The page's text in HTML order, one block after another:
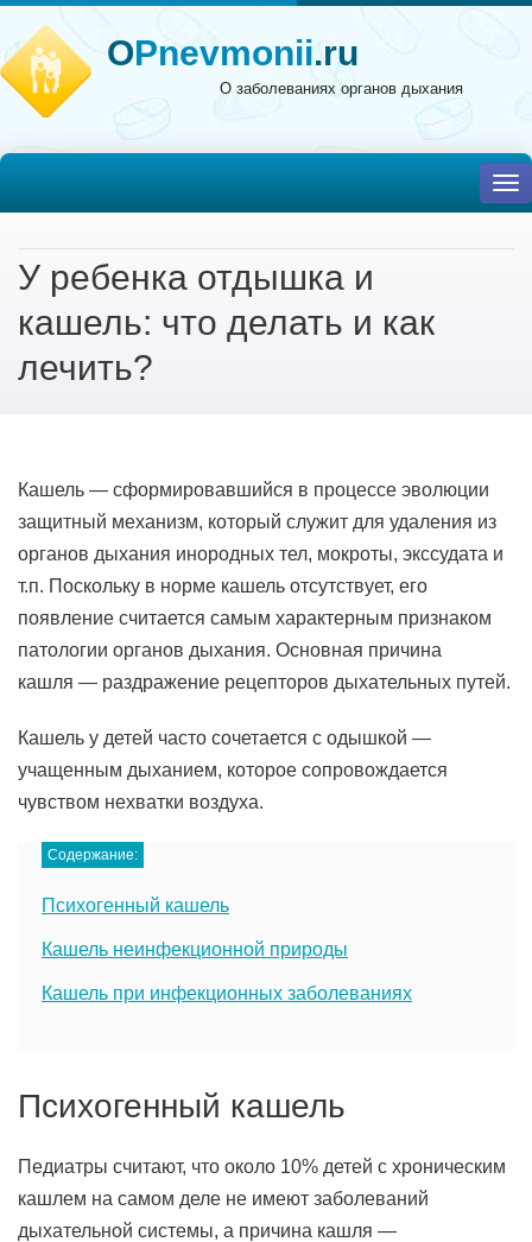
OPnevmonii.ru
О заболеваниях органов дыхания
У ребенка отдышка и
кашель: что делать и как
лечить?
Кашель — сформировавшийся в процессе эволюции
защитный механизм, который служит для удаления из
органов дыхания инородных тел, мокроты, экссудата и
т.п. Поскольку в норме кашель отсутствует, его
появление считается самым характерным признаком
патологии органов дыхания. Основная причина
кашля — раздражение рецепторов дыхательных путей.
Кашель у детей часто сочетается с одышкой —
учащенным дыханием, которое сопровождается
чувством нехватки воздуха.
Содержание:
Психогенный кашель
Кашель неинфекционной природы
Кашель при инфекционных заболеваниях
Психогенный кашель
Педиатры считают, что около 10% детей с хроническим
кашлем на самом деле не имеют заболеваний
дыхательной системы, а причина кашля —